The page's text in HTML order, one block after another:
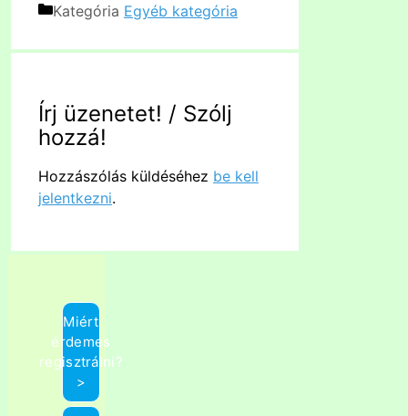
Kategória Egyéb kategória
Írj üzenetet! / Szólj
hozzá!
Hozzászólás küldéséhez be kell
jelentkezni.
Miért
érdemes
regisztrálni?
>